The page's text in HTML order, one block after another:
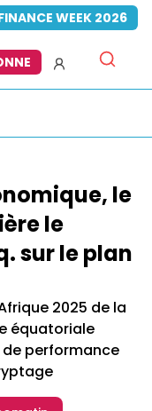
WEEK 2026
le
le
sur le plan
2025 de la
équatoriale
performance